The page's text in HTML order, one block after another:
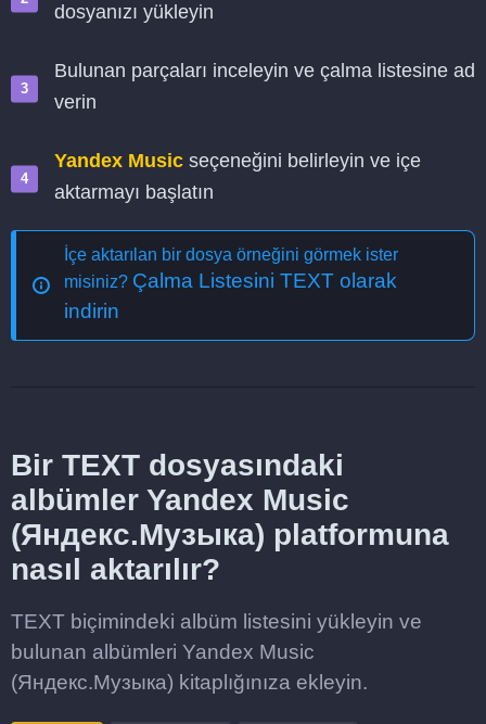
dosyanızı yükleyin
Bulunan parçaları inceleyin ve çalma listesine ad
verin
Yandex Music seçeneğini belirleyin ve içe
aktarmayı başlatın
İçe aktarılan bir dosya örneğini görmek ister
misiniz? Çalma Listesini TEXT olarak
indirin
Bir TEXT dosyasındaki
albümler Yandex Music
(Яндекс.Музыка) platformuna
nasıl aktarılır?
TEXT biçimindeki albüm listesini yükleyin ve
bulunan albümleri Yandex Music
(Яндекс.Музыка) kitaplığınıza ekleyin.